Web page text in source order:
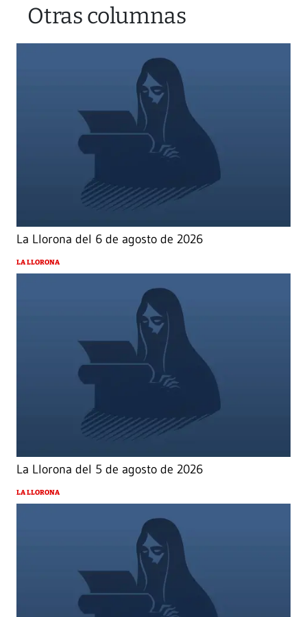
Otras columnas
La Llorona del 6 de agosto de 2026
LA LLORONA
La Llorona del 5 de agosto de 2026
LA LLORONA